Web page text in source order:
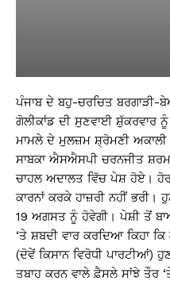
ਪੰਜਾਬ ਦੇ ਬਹੁ-ਚਰਚਿਤ ਬਰਗਾੜੀ-
ਗੋਲੀਕਾਂਡ ਦੀ ਸੁਣਵਾਈ ਸ਼ੁੱਕਰਵਾਰ
ਮਾਮਲੇ ਦੇ ਮੁਲਜ਼ਮ ਸ਼੍ਰੋਮਣੀ
ਸਾਬਕਾ ਐਸਐਸਪੀ ਚਰਨਜੀਤ
ਚਾਹਲ ਅਦਾਲਤ ਵਿੱਚ ਪੇਸ਼ ਹੋਏ।
ਕਾਰਨਾਂ ਕਰਕੇ ਹਾਜ਼ਰੀ ਨਹੀਂ
19 ਅਗਸਤ ਨੂੰ ਹੋਵੇਗੀ। ਪੇਸ਼ੀ ਤੋਂ
‘ਤੇ ਸ਼ਬਦੀ ਵਾਰ ਕਰਦਿਆ ਕਿਹਾ
(ਦੋਵੇਂ ਕਿਸਾਨ ਵਿਰੋਧੀ ਪਾਰਟੀਆਂ)
ਤਬਾਹ ਕਰਨ ਵਾਲੇ ਫ਼ੈਸਲੇ ਸਾਂਝੇ ਤੌਰ